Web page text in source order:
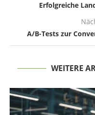
Erfolgreiche
A/B-Tests zur
WEITERE